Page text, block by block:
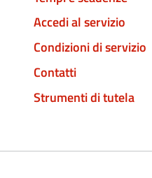
Accedi al servizio
Condizioni di servizio
Contatti
Strumenti di tutela